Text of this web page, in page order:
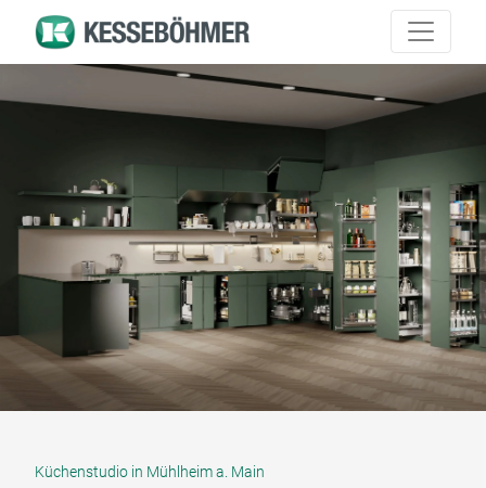
Küchenstudio in Mühlheim a. Main